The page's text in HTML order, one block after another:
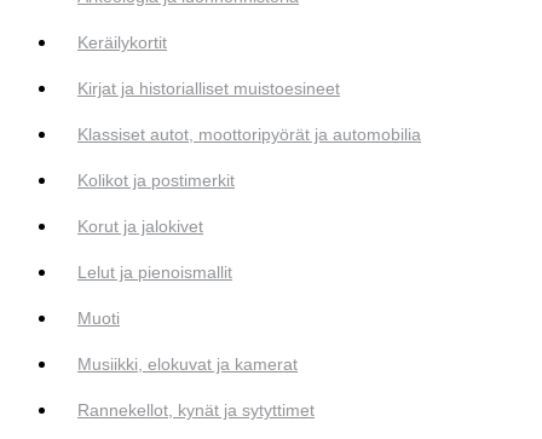
Keräilykortit
Kirjat ja historialliset muistoesineet
Klassiset autot, moottoripyörät ja automobilia
Kolikot ja postimerkit
Korut ja jalokivet
Lelut ja pienoismallit
Muoti
Musiikki, elokuvat ja kamerat
Rannekellot, kynät ja sytyttimet